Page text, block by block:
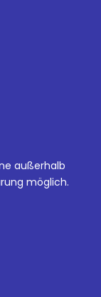
außerhalb
möglich.